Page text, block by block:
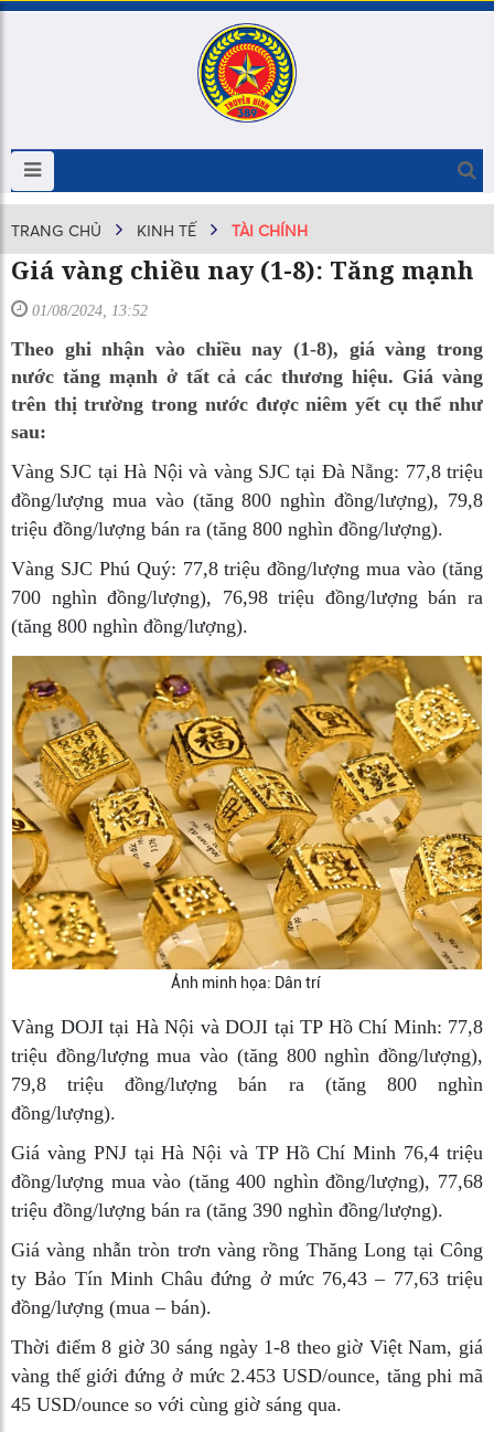
TRANG CHỦ KINH TẾ TÀI CHÍNH
Giá vàng chiều nay (1-8): Tăng mạnh
01/08/2024, 13:52
Theo ghi nhận vào chiều nay (1-8), giá vàng trong
nước tăng mạnh ở tất cả các thương hiệu. Giá vàng
trên thị trường trong nước được niêm yết cụ thể như
sau:
Vàng SJC tại Hà Nội và vàng SJC tại Đà Nẵng: 77,8 triệu
đồng/lượng mua vào (tăng 800 nghìn đồng/lượng), 79,8
triệu đồng/lượng bán ra (tăng 800 nghìn đồng/lượng).
Vàng SJC Phú Quý: 77,8 triệu đồng/lượng mua vào (tăng
700 nghìn đồng/lượng), 76,98 triệu đồng/lượng bán ra
(tăng 800 nghìn đồng/lượng).
Ảnh minh họa: Dân trí
Vàng DOJI tại Hà Nội và DOJI tại TP Hồ Chí Minh: 77,8
triệu đồng/lượng mua vào (tăng 800 nghìn đồng/lượng),
79,8 triệu đồng/lượng bán ra (tăng 800 nghìn
đồng/lượng).
Giá vàng PNJ tại Hà Nội và TP Hồ Chí Minh 76,4 triệu
đồng/lượng mua vào (tăng 400 nghìn đồng/lượng), 77,68
triệu đồng/lượng bán ra (tăng 390 nghìn đồng/lượng).
Giá vàng nhẫn tròn trơn vàng rồng Thăng Long tại Công
ty Bảo Tín Minh Châu đứng ở mức 76,43 – 77,63 triệu
đồng/lượng (mua – bán).
Thời điểm 8 giờ 30 sáng ngày 1-8 theo giờ Việt Nam, giá
vàng thế giới đứng ở mức 2.453 USD/ounce, tăng phi mã
45 USD/ounce so với cùng giờ sáng qua.